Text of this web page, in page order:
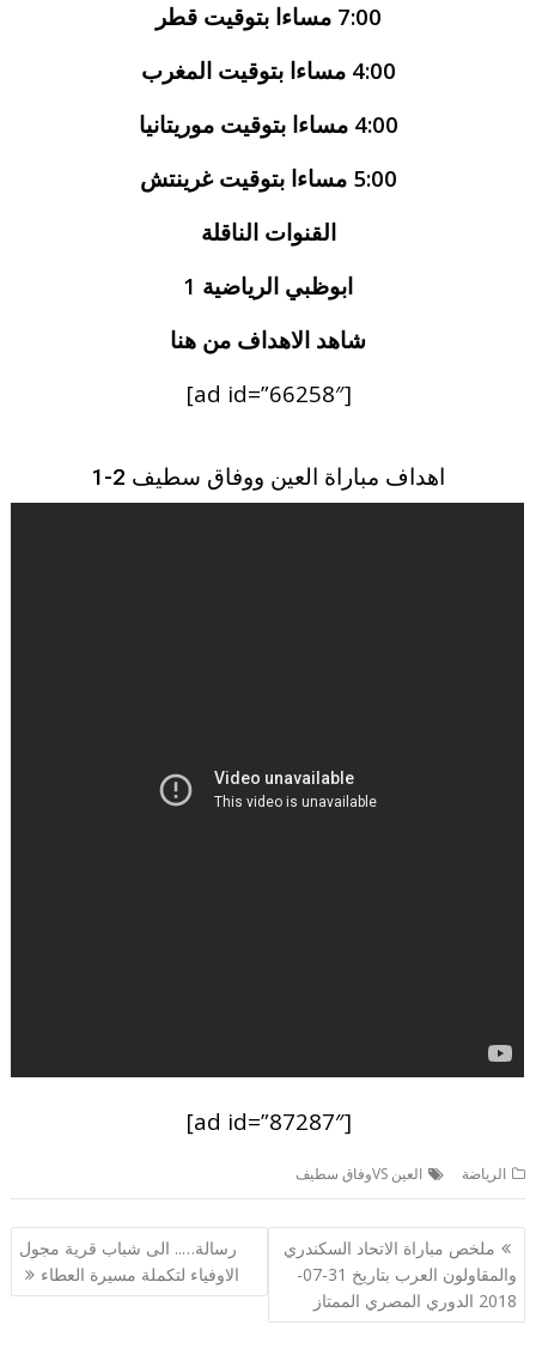
7:00 مساءا بتوقيت قطر
4:00 مساءا بتوقيت المغرب
4:00 مساءا بتوقيت موريتانيا
5:00 مساءا بتوقيت غرينتش
القنوات الناقلة
ابوظبي الرياضية 1
شاهد الاهداف من هنا
[ad id=”66258″]
اهداف مباراة العين ووفاق سطيف 2-1
[ad id=”87287″]
الرياضة العين VSوفاق سطيف
تصفّح
المقالات
ملخص مباراة الاتحاد السكندري
والمقاولون العرب بتاريخ 31-07-
2018 الدوري المصري الممتاز
رسالة….. الى شباب قرية مجول
الاوفياء لتكملة مسيرة العطاء